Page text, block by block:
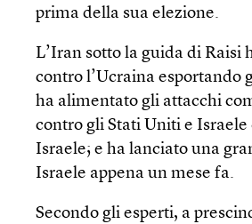
prima della sua elezione.
L’Iran sotto la guida di Raisi
contro l’Ucraina
ha alimentato gli attacchi
contro gli Stati Uniti e
Israele; e ha lanciato una
Israele appena un mese fa.
Secondo gli esperti, a